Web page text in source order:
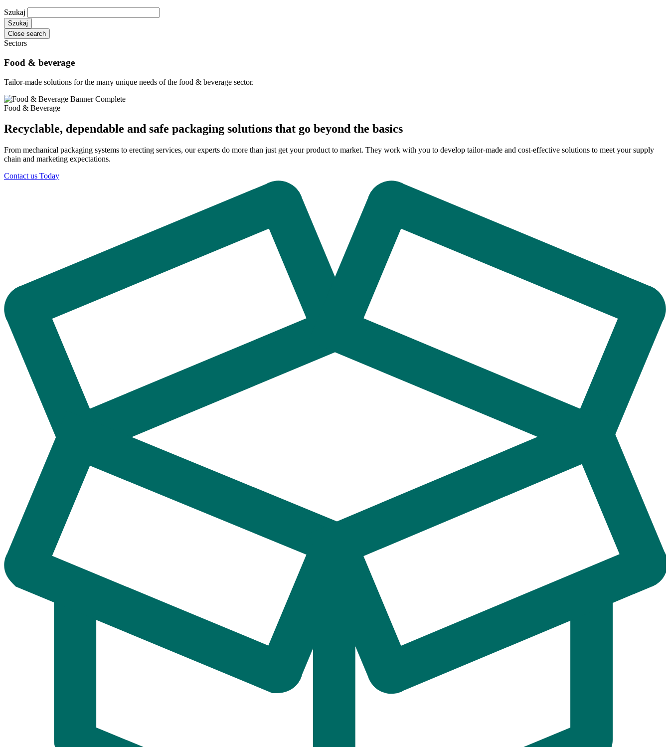
Szukaj
Close search
Sectors
Food & beverage
Tailor-made solutions for the many unique needs of the food & beverage sector.
Food & Beverage
Recyclable, dependable and safe packaging solutions that go beyond the basics
From mechanical packaging systems to erecting services, our experts do more than just get your product to market. They work with you to develop tailor-made and cost-effective solutions to meet your supply
chain and marketing expectations.
Contact us Today